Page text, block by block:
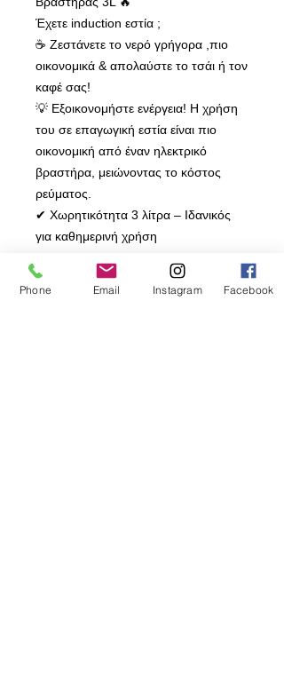
Έχετε induction εστία ;
☕ Ζεστάνετε το νερό γρήγορα ,πιο
οικονομικά & απολαύστε το τσάι ή τον
καφέ σας!
💡 Εξοικονομήστε ενέργεια! Η χρήση
του σε επαγωγική εστία είναι πιο
οικονομική από έναν ηλεκτρικό
βραστήρα, μειώνοντας το κόστος
ρεύματος.
✔ Χωρητικότητα 3 λίτρα – Ιδανικός
για καθημερινή χρήση
ποιότητας – Ανθεκτικό & υγιεινό
✔ Πλαστική λαβή Cool-Touch – Για
Phone Email Instagram Facebook